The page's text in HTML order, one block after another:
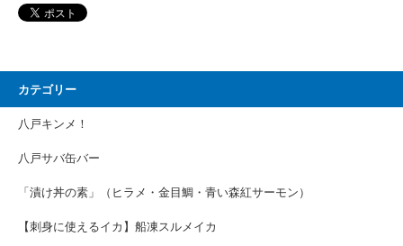
カテゴリー
八戸キンメ！
八戸サバ缶バー
「漬け丼の素」（ヒラメ・金目鯛・青い森紅サーモン）
【刺身に使えるイカ】船凍スルメイカ